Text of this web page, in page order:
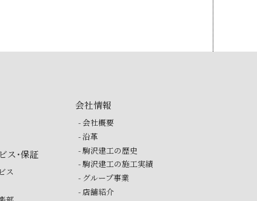
ス・保証
ス
会社情報
- 会社概要
- 沿革
- 駒沢建工の歴史
- 駒沢建工の施工実績
- グループ事業
- 店舗紹介